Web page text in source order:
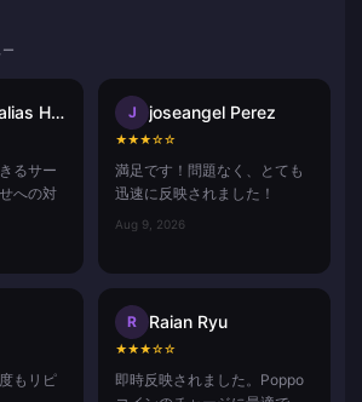
Thomas Karalias Hammerica
るサー
への対
J joseangel Perez
★★★☆☆
満足です！問題なく、とても
迅速に反映されました！
Aug 9, 2026
もリピ
R Raian Ryu
★★★☆☆
即時反映されました。Poppo